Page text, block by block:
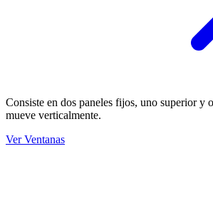
Consiste en dos paneles fijos, uno superior y
mueve verticalmente.
Ver Ventanas